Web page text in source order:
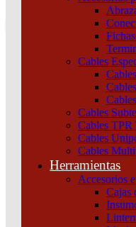
Cables
Cables
Cables
Cables
Cables
Herramientas
Accesorios
Cajas
Campanillas
Seguridad
Timbres, Campanillas
Campanillas
Campanillas
Seguridad/Timbres,
/ Campanillas